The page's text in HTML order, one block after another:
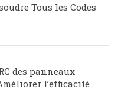
Tous les Codes
des panneaux
l’efficacité